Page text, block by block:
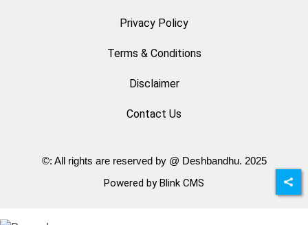
Privacy Policy
Terms & Conditions
Disclaimer
Contact Us
©: All rights are reserved by @ Deshbandhu. 2025
Powered by Blink CMS